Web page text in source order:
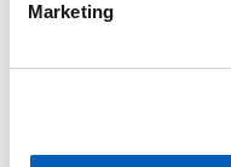
Marketing